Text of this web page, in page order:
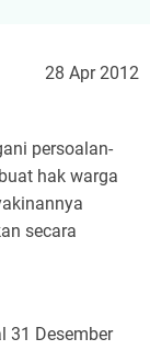
28 Apr 2012
persoalan-
hak warga
secara
31 Desember